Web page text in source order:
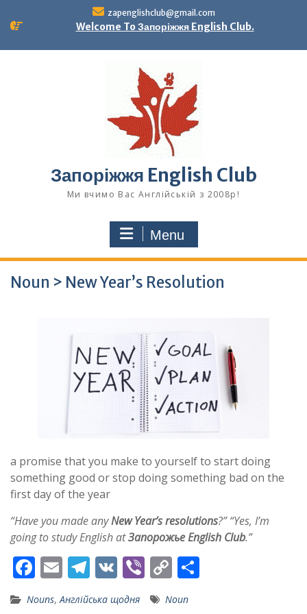
zapenglishclub@gmail.com
Welcome To Запоріжжя English Club.
Запоріжжя English Club
Ми вчимо Вас Англійській з 2008р!
Menu
Noun > New Year’s Resolution
a promise that you make to yourself to start doing
something good or stop doing something bad on the
first day of the year
“Have you made anyNew Year’s resolutions?” “Yes, I’m
going to study English atЗапорожье English Club.”
F E
m
T V
K
Vi
b
C
Nouns, Англійська щодня Noun